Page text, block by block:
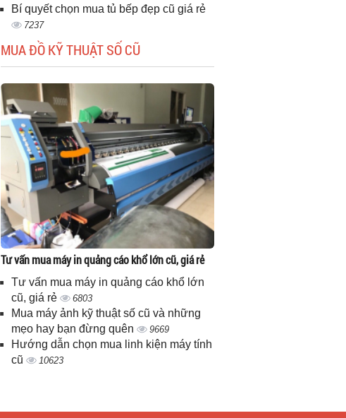
Bí quyết chọn mua tủ bếp đẹp cũ giá rẻ
7237
MUA ĐỒ KỸ THUẬT SỐ CŨ
Tư vấn mua máy in quảng cáo khổ lớn cũ, giá rẻ
Tư vấn mua máy in quảng cáo khổ lớn
cũ, giá rẻ
6803
Mua máy ảnh kỹ thuật số cũ và những
mẹo hay bạn đừng quên
9669
Hướng dẫn chọn mua linh kiện máy tính
cũ
10623